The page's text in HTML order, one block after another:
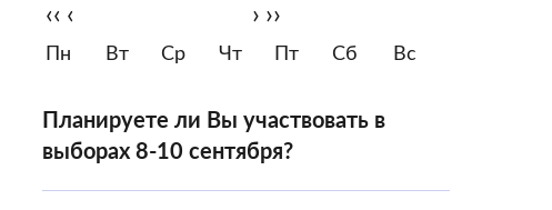
‹‹ ‹ › ››
Пн Вт Ср Чт Пт Сб Вс
Планируете ли Вы участвовать в
выборах 8-10 сентября?